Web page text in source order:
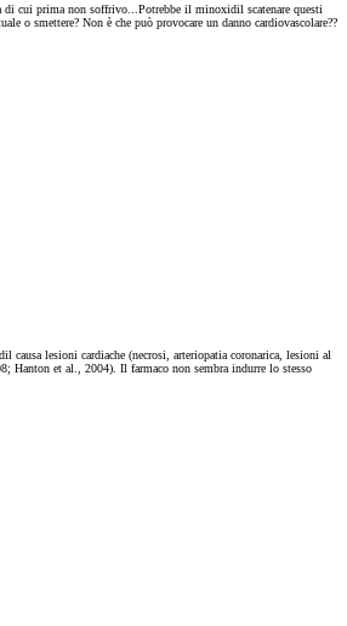
di cui prima non soffrivo...Potrebbe il minoxidil scatenare questi
o smettere? Non è che può provocare un danno cardiovascolare??
lesioni cardiache (necrosi, arteriopatia coronarica, lesioni al
Hanton et al., 2004). Il farmaco non sembra indurre lo stesso